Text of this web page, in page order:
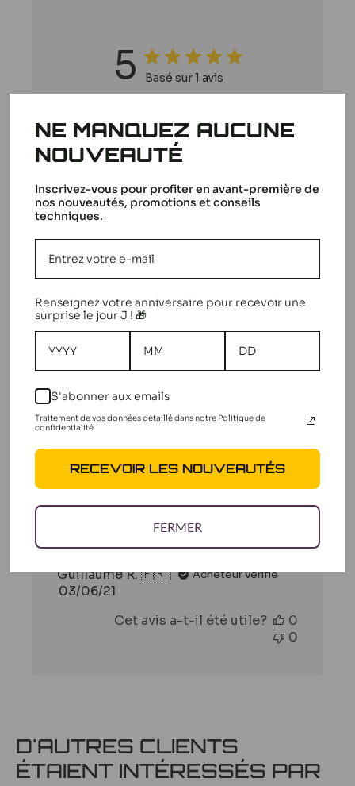
5 Basé sur 1 avis
4
0
3
1
0
Écrire un avis
Rechercher
avis
Tres bon
produits
Tres bon produits
Guillaume R. 🇫🇷
Acheteur vérifié
Date
publication
03/06/21
Cet avis a-t-il été utile?
0
0
D'AUTRES CLIENTS
ÉTAIENT INTÉRESSÉS PAR
NE MANQUEZ AUCUNE
NOUVEAUTÉ
Inscrivez-vous pour profiter en avant-première de
nos nouveautés, promotions et conseils
techniques.
Renseignez votre anniversaire pour recevoir une
surprise le jour J ! 🎁
S'abonner aux emails
Traitement de vos données détaillé dans notre Politique de
confidentialité.
RECEVOIR LES NOUVEAUTÉS
FERMER